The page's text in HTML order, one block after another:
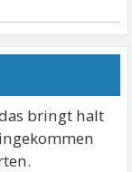
bringt halt